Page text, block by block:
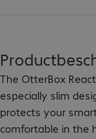
The OtterBox
especially slim
protects your
comfortable in the